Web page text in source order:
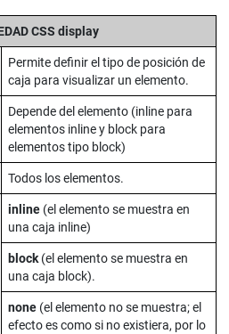
CSS display
Permite definir el tipo de posición de
caja para visualizar un elemento.
Depende del elemento (inline para
elementos inline y block para
elementos tipo block)
Todos los elementos.
inline (el elemento se muestra en
una caja inline)
block (el elemento se muestra en
una caja block).
none (el elemento no se muestra; el
efecto es como si no existiera, por lo